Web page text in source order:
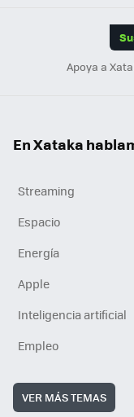
Apoya a
En Xataka
Streaming
Espacio
Energía
Apple
Inteligencia artificial
Empleo
VER MÁS TEMAS